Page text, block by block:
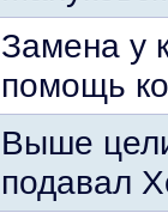
Замена у
помощь
Выше
подавал